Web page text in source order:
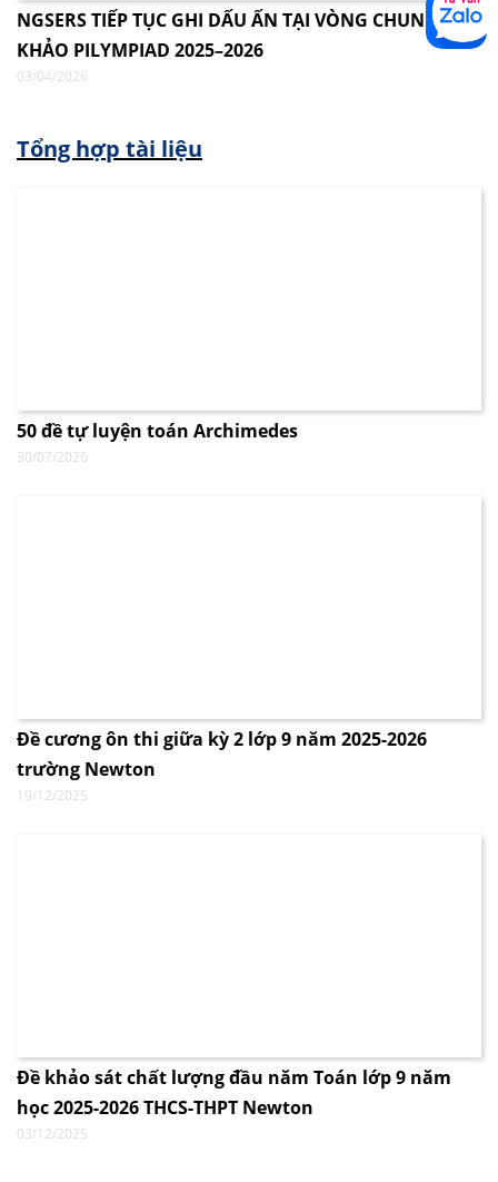
NGSERS TIẾP TỤC GHI DẤU ẤN TẠI VÒNG CHUNG
KHẢO PILYMPIAD 2025–2026
03/04/2026
Tổng hợp tài liệu
50 đề tự luyện toán Archimedes
30/07/2026
Đề cương ôn thi giữa kỳ 2 lớp 9 năm 2025-2026
trường Newton
19/12/2025
Đề khảo sát chất lượng đầu năm Toán lớp 9 năm
học 2025-2026 THCS-THPT Newton
03/12/2025